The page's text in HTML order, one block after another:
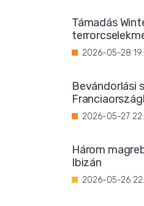
Támadás
2026-05-28
Bevándorlási
2026-05-27
Három
Ibizán
2026-05-26